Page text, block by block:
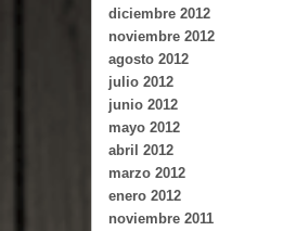
diciembre 2012
noviembre 2012
agosto 2012
julio 2012
junio 2012
mayo 2012
abril 2012
marzo 2012
enero 2012
noviembre 2011